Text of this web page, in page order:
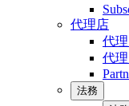
代理店
代
代
法務